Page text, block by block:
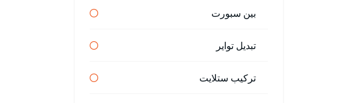
بين سبورت
تبديل تواير
تركيب ستلايت